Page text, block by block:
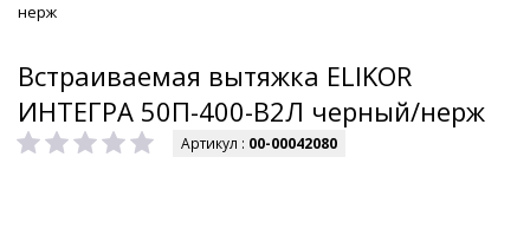
нерж
Встраиваемая вытяжка ELIKOR
ИНТЕГРА 50П-400-В2Л черный/нерж
Артикул : 00-00042080